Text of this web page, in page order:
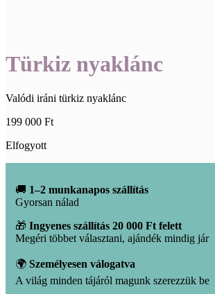
Türkiz nyaklánc
Valódi iráni türkiz nyaklánc
199 000 Ft
Elfogyott
🚚 1–2 munkanapos szállítás
Gyorsan nálad
🎁 Ingyenes szállítás 20 000 Ft felett
Megéri többet választani, ajándék mindig jár
🌍 Személyesen válogatva
A világ minden tájáról magunk szerezzük be